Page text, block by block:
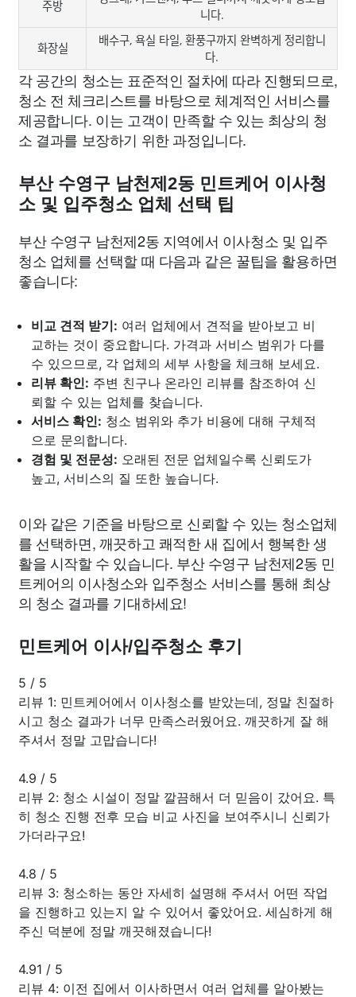
주방
니다.
화장실
배수구, 욕실 타일, 환풍구까지 완벽하게 정리합니
다.
각 공간의 청소는 표준적인 절차에 따라 진행되므로,
청소 전 체크리스트를 바탕으로 체계적인 서비스를
제공합니다. 이는 고객이 만족할 수 있는 최상의 청
소 결과를 보장하기 위한 과정입니다.
부산 수영구 남천제2동 민트케어 이사청
소 및 입주청소 업체 선택 팁
부산 수영구 남천제2동 지역에서 이사청소 및 입주
청소 업체를 선택할 때 다음과 같은 꿀팁을 활용하면
좋습니다:
비교 견적 받기: 여러 업체에서 견적을 받아보고 비
교하는 것이 중요합니다. 가격과 서비스 범위가 다를
수 있으므로, 각 업체의 세부 사항을 체크해 보세요.
리뷰 확인: 주변 친구나 온라인 리뷰를 참조하여 신
뢰할 수 있는 업체를 찾습니다.
서비스 확인: 청소 범위와 추가 비용에 대해 구체적
으로 문의합니다.
경험 및 전문성: 오래된 전문 업체일수록 신뢰도가
높고, 서비스의 질 또한 높습니다.
이와 같은 기준을 바탕으로 신뢰할 수 있는 청소업체
를 선택하면, 깨끗하고 쾌적한 새 집에서 행복한 생
활을 시작할 수 있습니다. 부산 수영구 남천제2동 민
트케어의 이사청소와 입주청소 서비스를 통해 최상
의 청소 결과를 기대하세요!
민트케어 이사/입주청소 후기
5 / 5
리뷰 1: 민트케어에서 이사청소를 받았는데, 정말 친절하
시고 청소 결과가 너무 만족스러웠어요. 깨끗하게 잘 해
주셔서 정말 고맙습니다!
4.9 / 5
리뷰 2: 청소 시설이 정말 깔끔해서 더 믿음이 갔어요. 특
히 청소 진행 전후 모습 비교 사진을 보여주시니 신뢰가
가더라구요!
4.8 / 5
리뷰 3: 청소하는 동안 자세히 설명해 주셔서 어떤 작업
을 진행하고 있는지 알 수 있어서 좋았어요. 세심하게 해
주신 덕분에 정말 깨끗해졌습니다!
4.91 / 5
리뷰 4: 이전 집에서 이사하면서 여러 업체를 알아봤는